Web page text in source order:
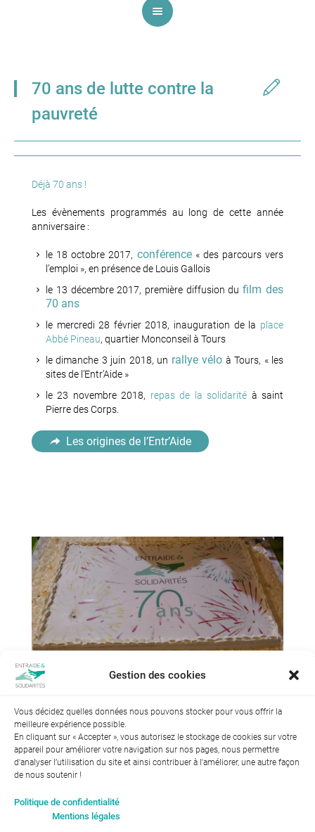
Gestion des cookies
Vous décidez quelles données nous pouvons stocker pour vous offrir la
meilleure expérience possible.
En cliquant sur « Accepter », vous autorisez le stockage de cookies sur votre
appareil pour améliorer votre navigation sur nos pages, nous permettre
d'analyser l’utilisation du site et ainsi contribuer à l'améliorer, une autre façon
de nous soutenir !
Politique de confidentialité
Mentions légales
70 ans de lutte contre la
pauvreté
Déjà 70 ans !
Les évènements programmés au long de cette année
anniversaire :
le 18 octobre 2017, conférence« des parcours vers
l’emploi », en présence de Louis Gallois
le 13 décembre 2017, première diffusion dufilm des
70 ans
le mercredi 28 février 2018, inauguration de la place
Abbé Pineau, quartier Monconseil à Tours
le dimanche 3 juin 2018, un rallye vélo à Tours, « les
sites de l’Entr’Aide »
le 23 novembre 2018, repas de la solidarité à saint
Pierre des Corps.
Les origines de l’Entr’Aide
femmes : 94